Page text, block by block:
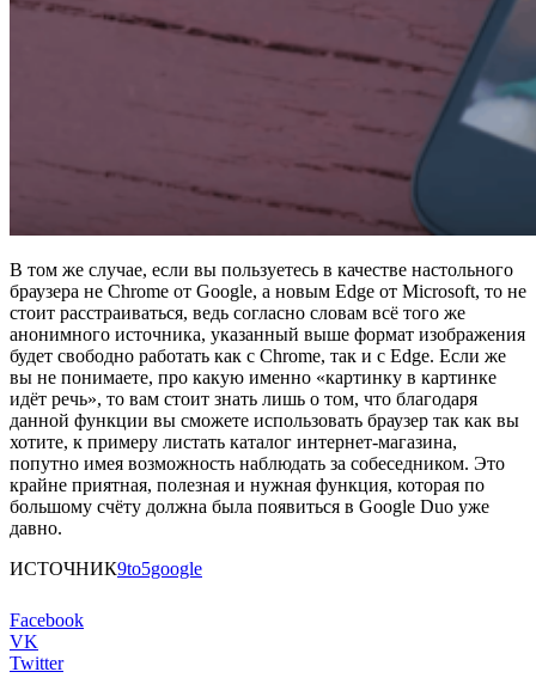
В том же случае, если вы пользуетесь в качестве настольного
браузера не Chrome от Google, а новым Edge от Microsoft, то не
стоит расстраиваться, ведь согласно словам всё того же
анонимного источника, указанный выше формат изображения
будет свободно работать как с Chrome, так и с Edge. Если же
вы не понимаете, про какую именно «картинку в картинке
идёт речь», то вам стоит знать лишь о том, что благодаря
данной функции вы сможете использовать браузер так как вы
хотите, к примеру листать каталог интернет-магазина,
попутно имея возможность наблюдать за собеседником. Это
крайне приятная, полезная и нужная функция, которая по
большому счёту должна была появиться в Google Duo уже
давно.
ИСТОЧНИК9to5google
Facebook
VK
Twitter